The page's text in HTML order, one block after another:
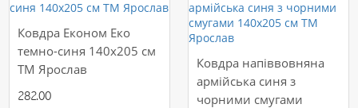
Ковдра Економ Еко
темно-синя 140х205 см
ТМ Ярослав
282.00
Ковдра напіввовняна
армійська синя з
чорними смугами